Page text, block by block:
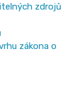
zdrojů
zákona o